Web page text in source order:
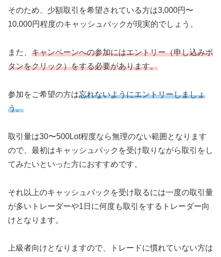
そのため、少額取引を希望されている方は3,000円〜
10,000円程度のキャッシュバックが現実的でしょう。
また、 キャンペーンへの参加にはエントリー（申し込みボ
タンをクリック）をする必要があります。
参加をご希望の方は忘れないようにエントリーしましょ
う。
取引量は30〜500Lot程度なら無理のない範囲となります
ので、最初はキャッシュバックを受け取りながら取引をし
てみたいといった方におすすめです。
それ以上のキャッシュバックを受け取るには一度の取引量
が多いトレーダーや1日に何度も取引をするトレーダー向
けとなります。
上級者向けとなりますので、トレードに慣れていない方は